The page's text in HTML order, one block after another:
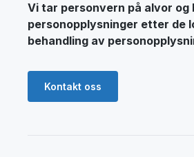
Vi tar personvern på alvor og
personopplysninger etter de
behandling av
Kontakt oss